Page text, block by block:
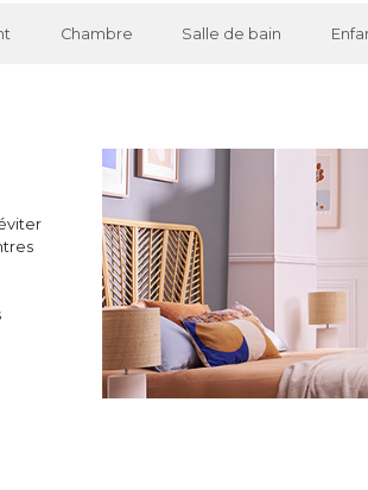
Chambre Salle de bain